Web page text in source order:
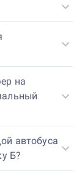
на
автобуса
Б?